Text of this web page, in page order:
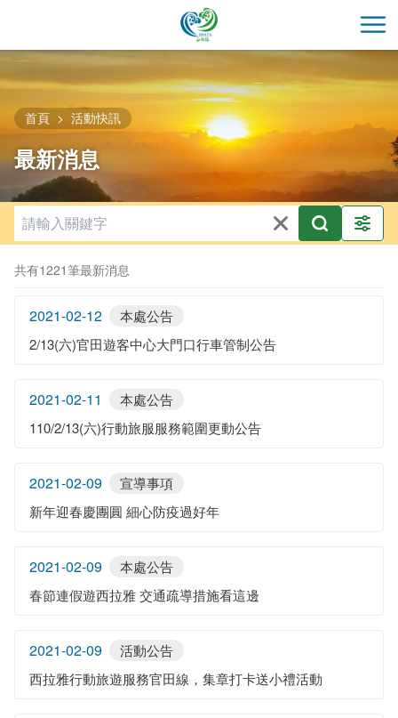
主
內
區
塊
開
首頁 活動快訊
最新消息
共有1221筆最新消息
2021-02-12
本處公告
2/13(六)官田遊客中心大門口行車管制公告
2021-02-11
本處公告
110/2/13(六)行動旅服服務範圍更動公告
2021-02-09
宣導事項
新年迎春慶團圓 細心防疫過好年
2021-02-09
本處公告
春節連假遊西拉雅 交通疏導措施看這邊
2021-02-09
活動公告
西拉雅行動旅遊服務官田線，集章打卡送小禮活動